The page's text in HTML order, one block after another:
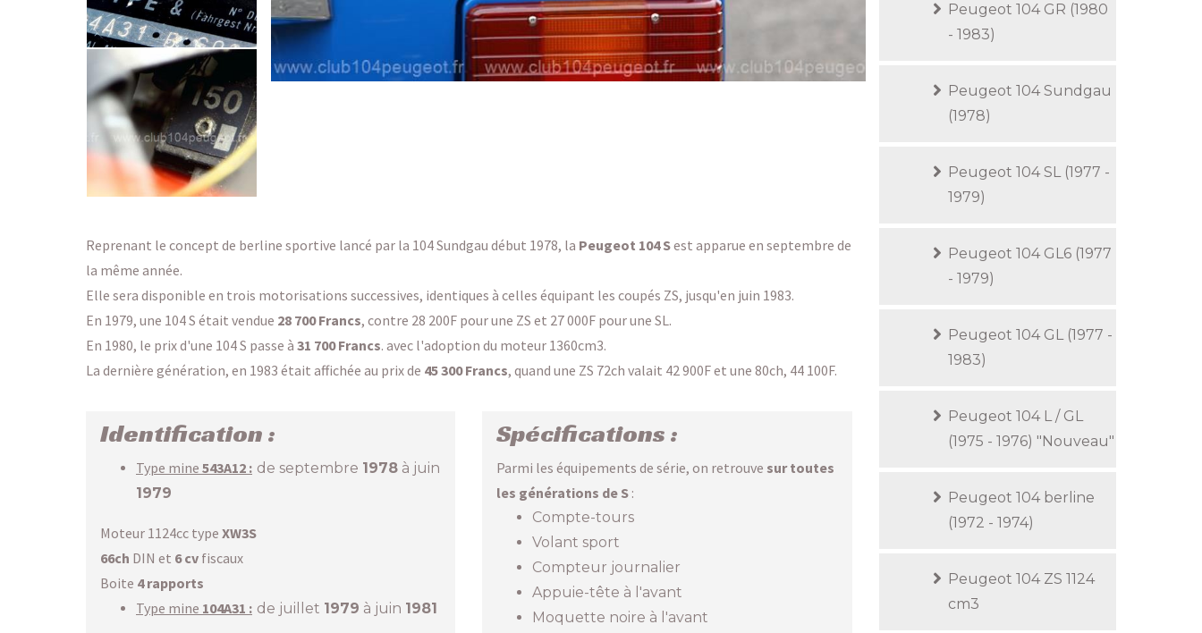
Reprenant le concept de berline sportive lancé par la 104 Sundgau début 1978, la Peugeot 104 Sest apparue en septembre de
la même année.
Elle sera disponible en trois motorisations successives, identiques à celles équipant les coupés ZS, jusqu'en juin 1983.
En 1979, une 104 S était vendue 28 700 Francs, contre 28 200F pour une ZS et 27 000F pour une SL.
En 1980, le prix d'une 104 S passe à 31 700 Francs. avec l'adoption du moteur 1360cm3.
La dernière génération, en 1983 était affichée au prix de 45 300 Francs, quand une ZS 72ch valait 42 900F et une 80ch, 44 100F.
Identification :
Type mine 543A12 : de septembre 1978 à juin
1979
Moteur 1124cc type XW3S
66ch DIN et 6 cv fiscaux
Boite 4 rapports
Type mine 104A31 : de juillet 1979 à juin 1981
Spécifications :
Parmi les équipements de série, on retrouve sur toutes
les générations de S :
Compte-tours
Volant sport
Compteur journalier
Appuie-tête à l'avant
Moquette noire à l'avant
Peugeot 104 GR (1980
- 1983)
Peugeot 104 Sundgau
(1978)
Peugeot 104 SL (1977 -
1979)
Peugeot 104 GL6 (1977
- 1979)
Peugeot 104 GL (1977 -
1983)
Peugeot 104 L / GL
(1975 - 1976) "Nouveau"
Peugeot 104 berline
(1972 - 1974)
Peugeot 104 ZS 1124
cm3